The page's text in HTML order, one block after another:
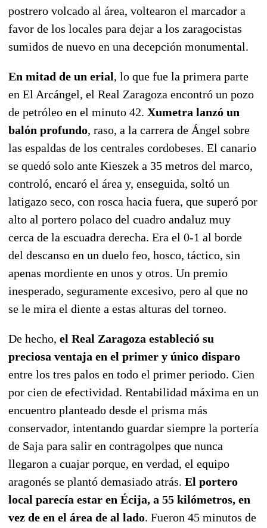
postrero volcado al área, voltearon el marcador a
favor de los locales para dejar a los zaragocistas
sumidos de nuevo en una decepción monumental.
En mitad de un erial, lo que fue la primera parte
en El Arcángel, el Real Zaragoza encontró un pozo
de petróleo en el minuto 42. Xumetra lanzó un
balón profundo, raso, a la carrera de Ángel sobre
las espaldas de los centrales cordobeses. El canario
se quedó solo ante Kieszek a 35 metros del marco,
controló, encaró el área y, enseguida, soltó un
latigazo seco, con rosca hacia fuera, que superó por
alto al portero polaco del cuadro andaluz muy
cerca de la escuadra derecha. Era el 0-1 al borde
del descanso en un duelo feo, hosco, táctico, sin
apenas mordiente en unos y otros. Un premio
inesperado, seguramente excesivo, pero al que no
se le mira el diente a estas alturas del torneo.
De hecho, el Real Zaragoza estableció su
preciosa ventaja en el primer y único disparo
entre los tres palos en todo el primer periodo. Cien
por cien de efectividad. Rentabilidad máxima en un
encuentro planteado desde el prisma más
conservador, intentando guardar siempre la portería
de Saja para salir en contragolpes que nunca
llegaron a cuajar porque, en verdad, el equipo
aragonés se plantó demasiado atrás. El portero
local parecía estar en Écija, a 55 kilómetros, en
vez de en el área de al lado. Fueron 45 minutos de